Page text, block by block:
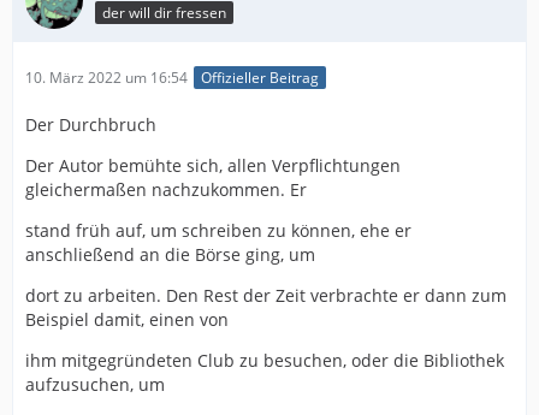
der will dir fressen
10. März 2022 um 16:54 Offizieller Beitrag
Der Durchbruch
Der Autor bemühte sich, allen Verpflichtungen
gleichermaßen nachzukommen. Er
stand früh auf, um schreiben zu können, ehe er
anschließend an die Börse ging, um
dort zu arbeiten. Den Rest der Zeit verbrachte er dann zum
Beispiel damit, einen von
ihm mitgegründeten Club zu besuchen, oder die Bibliothek
aufzusuchen, um